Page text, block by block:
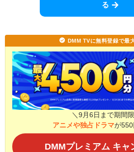
る
DMM TVに無料登録で最
＼9月6日まで期間
アニメや独占ドラマが
DMMプレミアム キャ